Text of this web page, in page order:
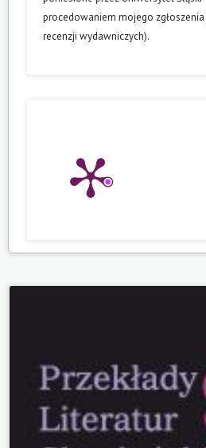
procedowaniem mojego
recenzji wydawniczych).